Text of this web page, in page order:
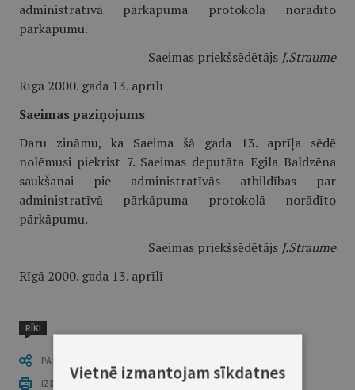
administratīvā pārkāpuma protokolā norādīto
pārkāpumu.
Saeimas priekšsēdētājs J.Straume
Rīgā 2000. gada 13. aprīlī
Saeimas paziņojums
Daru zināmu, ka Saeima šā gada 13. aprīļa sēdē
nolēmusi piekrist 7. Saeimas deputāta Egila Baldzēna
saukšanai pie administratīvās atbildības par
administratīvā pārkāpuma protokolā norādīto
pārkāpumu.
Saeimas priekšsēdētājs J.Straume
Rīgā 2000. gada 13. aprīlī
RĪKI
PASTĀSTI CITIEM
IZDRUKĀT PUBLIKĀCIJU
Vietnē izmantojam sīkdatnes